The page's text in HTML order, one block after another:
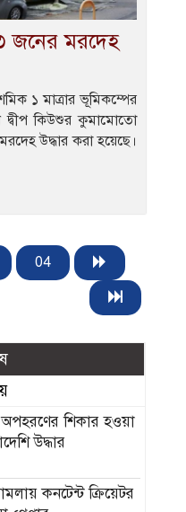
জনের মরদেহ
১ মাত্রার ভূমিকম্পের
দ্বীপ কিউশুর কুমামোতো
উদ্ধার করা হয়েছে।
04
অপহরণের শিকার হওয়া
উদ্ধার
কনটেন্ট ক্রিয়েটর